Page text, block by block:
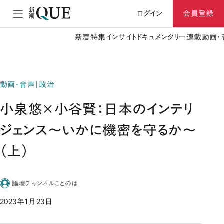
ログイン 会員登録
新着特集 インサイト ドキュメンタリー 連載動画
動画・音声｜政治
小泉悠×小谷賢：日本のインテリ
ジェンス〜いかに機密を守るか〜
（上）
論壇チャンネルことのは
2023年1月23日